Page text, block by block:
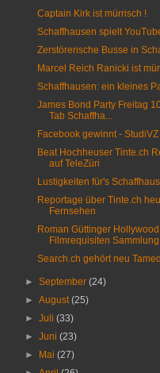
Captain Kirk ist mürrisch !
Schaffhausen spielt
Zerstörerische Busse in
Marcel Reich Ranicki ist
Schaffhausen: ein kleines
James Bond Party Freitag
Tab Schaffha...
Facebook gewinnt -
Beat Hochheuser Tinte.ch
auf TeleZüri
Lustigkeiten für's
Reportage über Tinte.ch
Fernsehen
Roman Güttinger Hollywood
Filmrequisiten Sammlung
Search.ch gehört neu
►September(24)
►August(25)
►Juli(33)
►Juni(23)
►
Mai(27)